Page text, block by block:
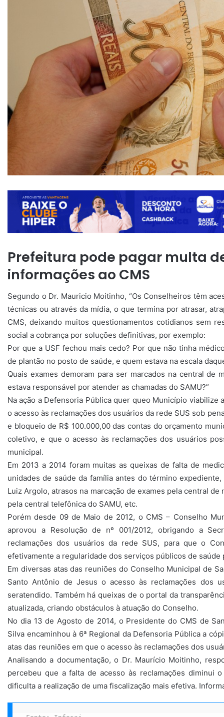
Prefeitura pode pagar multa
informações ao CMS
Segundo o Dr. Mauricio Moitinho, “Os Conselheiros têm
técnicas ou através da mídia, o que termina por atrasar,
CMS, deixando muitos questionamentos cotidianos sem
social a cobrança por soluções definitivas, por exemplo:
Por que a USF fechou mais cedo? Por que não tinha
de plantão no posto de saúde, e quem estava na escala
Quais exames demoram para ser marcados na central de
estava responsável por atender as chamadas do SAMU?”
Na ação a Defensoria Pública quer queo Município viabilize
o acesso às reclamações dos usuários da rede SUS sob
e bloqueio de R$ 100.000,00 das contas do orçamento
coletivo, e que o acesso às reclamações dos usuários
municipal.
Em 2013 a 2014 foram muitas as queixas de falta de
unidades de saúde da família antes do término
Luiz Argolo, atrasos na marcação de exames pela central
pela central telefônica do SAMU, etc.
Porém desde 09 de Maio de 2012, o CMS – Conselho
aprovou a Resolução de nº 001/2012, obrigando a
reclamações dos usuários da rede SUS, para que o
efetivamente a regularidade dos serviços públicos de
Em diversas atas das reuniões do Conselho Municipal de
Santo Antônio de Jesus o acesso às reclamações dos
seratendido. Também há queixas de o portal da
atualizada, criando obstáculos à atuação do Conselho.
No dia 13 de Agosto de 2014, o Presidente do CMS de
Silva encaminhou à 6ª Regional da Defensoria Pública a
atas das reuniões em que o acesso às reclamações dos
Analisando a documentação, o Dr. Maurício Moitinho,
percebeu que a falta de acesso às reclamações diminui
dificulta a realização de uma fiscalização mais efetiva.